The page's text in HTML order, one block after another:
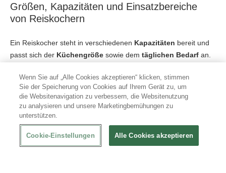
Größen, Kapazitäten und Einsatzbereiche
von Reiskochern
Ein Reiskocher steht in verschiedenen Kapazitäten bereit und
passt sich der Küchengröße sowie dem täglichen Bedarf an.
Wirtschaftlichkeit und nutzt den verfügbaren Platz optimal aus.
3-Liter-Modelle überzeugen in kleinen Küchen, sind kompakt,
leicht und energieeffizient.
5-Liter-Geräte oder größere Modelle sind ideal für
Großküchen mit hohem Reisaufkommen.
Wenn Sie auf „Alle Cookies akzeptieren“ klicken, stimmen
Sie der Speicherung von Cookies auf Ihrem Gerät zu, um
die Websitenavigation zu verbessern, die Websitenutzung
zu analysieren und unsere Marketingbemühungen zu
unterstützen.
Cookie-Einstellungen Alle Cookies akzeptieren